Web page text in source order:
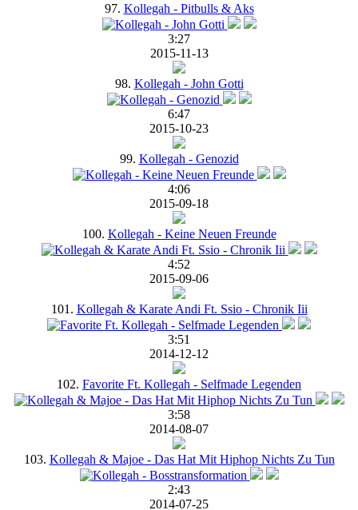
97. Kollegah - Pitbulls & Aks
3:27
2015-11-13
98. Kollegah - John Gotti
6:47
2015-10-23
99. Kollegah - Genozid
4:06
2015-09-18
100. Kollegah - Keine Neuen Freunde
4:52
2015-09-06
101. Kollegah & Karate Andi Ft. Ssio - Chronik Iii
3:51
2014-12-12
102. Favorite Ft. Kollegah - Selfmade Legenden
3:58
2014-08-07
103. Kollegah & Majoe - Das Hat Mit Hiphop Nichts Zu Tun
2:43
2014-07-25